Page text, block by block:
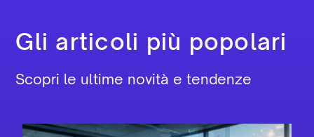
Gli articoli più popolari
Scopri le ultime novità e tendenze